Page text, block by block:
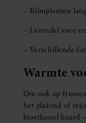
– Klimplanten
– Lavendel voor
– Verschillende
Warmte
Om ook op
het plafond of
bioethanol haard